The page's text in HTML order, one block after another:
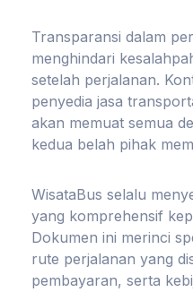
Transparansi dalam
menghindari
setelah perjalanan.
penyedia jasa
akan memuat semua
kedua belah pihak
WisataBus selalu
yang komprehensif
Dokumen ini merinci
rute perjalanan yang
pembayaran, serta